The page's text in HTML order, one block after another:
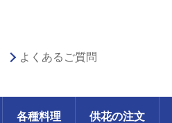
よくあるご質問
各種料理 供花の注文